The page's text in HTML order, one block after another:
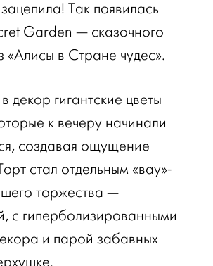
Так появилась
Garden — сказочного
«Алисы в Стране чудес».
декор гигантские цветы
к вечеру начинали
создавая ощущение
стал отдельным «вау»-
торжества —
с гиперболизированными
и парой забавных